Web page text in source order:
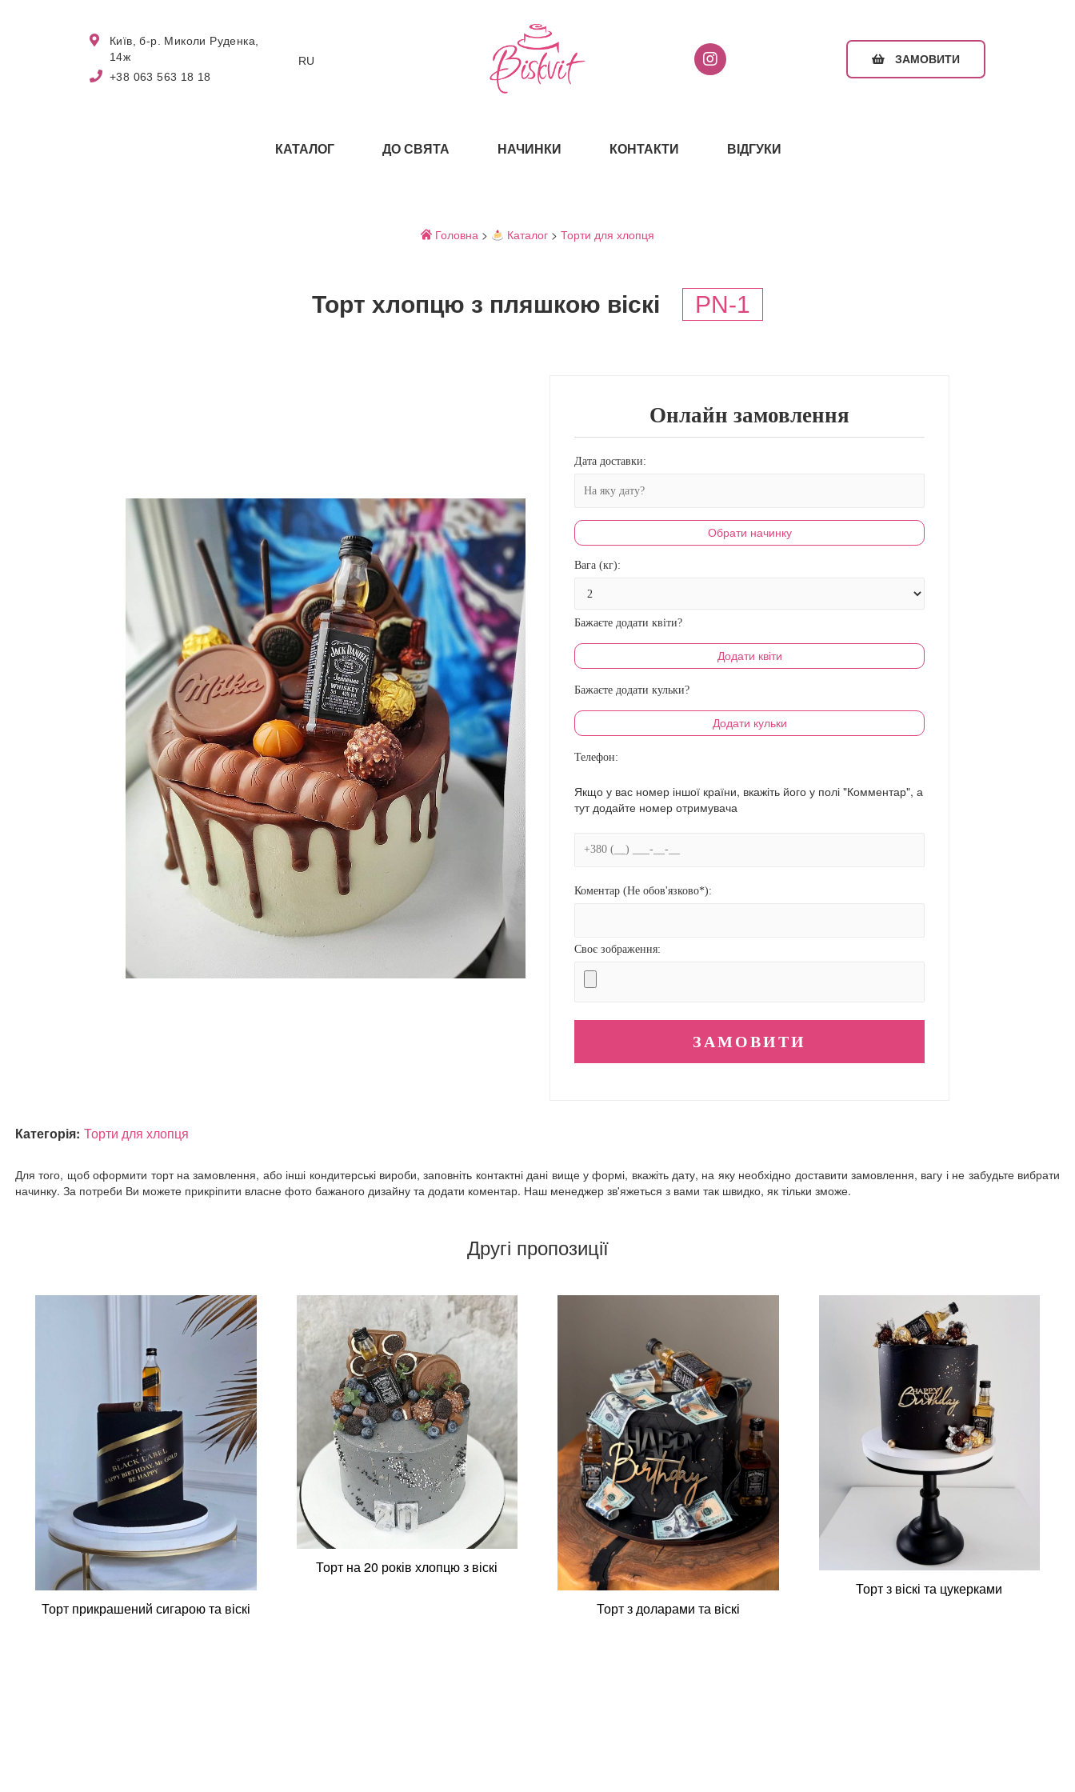
Київ, б-р. Миколи Руденка,
14ж
+38 063 563 18 18
RU ЗАМОВИТИ
КАТАЛОГ ДО СВЯТА НАЧИНКИ КОНТАКТИ ВІДГУКИ
Головна > Каталог> Торти для хлопця
Торт хлопцю з пляшкою віскі PN-1
Онлайн замовлення
Дата доставки:
Обрати начинку
Вага (кг):
Бажаєте додати квіти?
Додати квіти
Бажаєте додати кульки?
Додати кульки
Телефон:
Якщо у вас номер іншої країни, вкажіть його у полі "Комментар", а
тут додайте номер отримувача
Коментар (Не обов'язково*):
Своє зображення:
Категорія: Торти для хлопця
Для того, щоб оформити торт на замовлення, або інші кондитерські вироби, заповніть контактні дані вище у формі, вкажіть дату, на яку необхідно доставити замовлення, вагу і не забудьте вибрати
начинку. За потреби Ви можете прикріпити власне фото бажаного дизайну та додати коментар. Наш менеджер зв'яжеться з вами так швидко, як тільки зможе.
Другі пропозиції
Торт прикрашений сигарою та віскі
Торт на 20 років хлопцю з віскі
Торт з доларами та віскі
Торт з віскі та цукерками